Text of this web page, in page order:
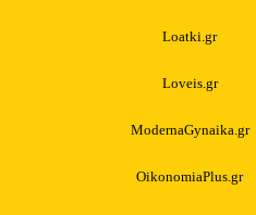
Loatki.gr
Loveis.gr
ModernaGynaika.gr
OikonomiaPlus.gr